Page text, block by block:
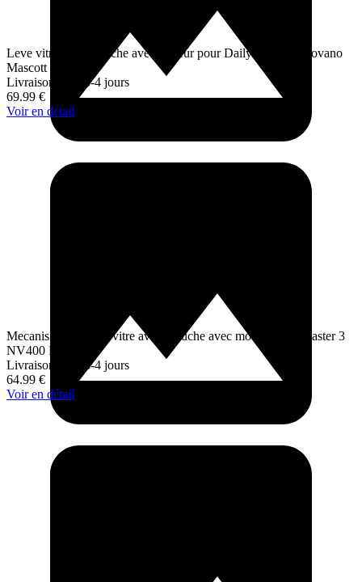
Leve vitre avant gauche avec moteur pour Daily Interstar Movano
Mascott Master
Livraison sous 3-4 jours
69.99 €
Voir en détail
Mecanisme de Leve vitre avant gauche avec moteur pour Master 3
NV400 Movano
Livraison sous 3-4 jours
64.99 €
Voir en détail